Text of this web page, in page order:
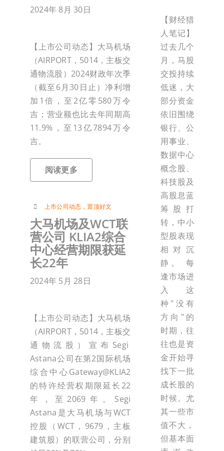
2024年 8月 30日
【上市公司动态】大马机场
（AIRPORT，5014，主板交
通物流股）2024财政年次季
（截至6月30日止）净利增
加1倍，至2亿零580万令
吉；营业额也比去年同期高
11.9%，至13亿7894万令
吉。
阅读更多
上市公司动态 ，置顶好文
大马机场及WCT联
营公司 KLIA2综合
中心经营期限获延
长22年
2024年 5月 28日
【上市公司动态】大马机场
（AIRPORT，5014，主板交
通物流股）宣布Segi
Astana公司在第2国际机场
综合中心Gateway@KLIA2
的特许经营权期限延长22
年，至2069年。Segi
Astana是大马机场与WCT
控股（WCT，9679，主板
建筑股）的联营公司，分别
【财经猎
人笔记】
过去几个
月，马股
交投持续
低迷，大
部分资金
依旧围绕
银行、公
用事业、
数据中心
概念股、
科技股及
高股息蓝
筹股打
转，中小
型股表现
相对沉
静。 每
逢市场进
入这
种"没有
方向"的
时期，往
往也是资
金开始寻
找下一批
成长股的
时候。尤
其一些市
值不大，
但基本面